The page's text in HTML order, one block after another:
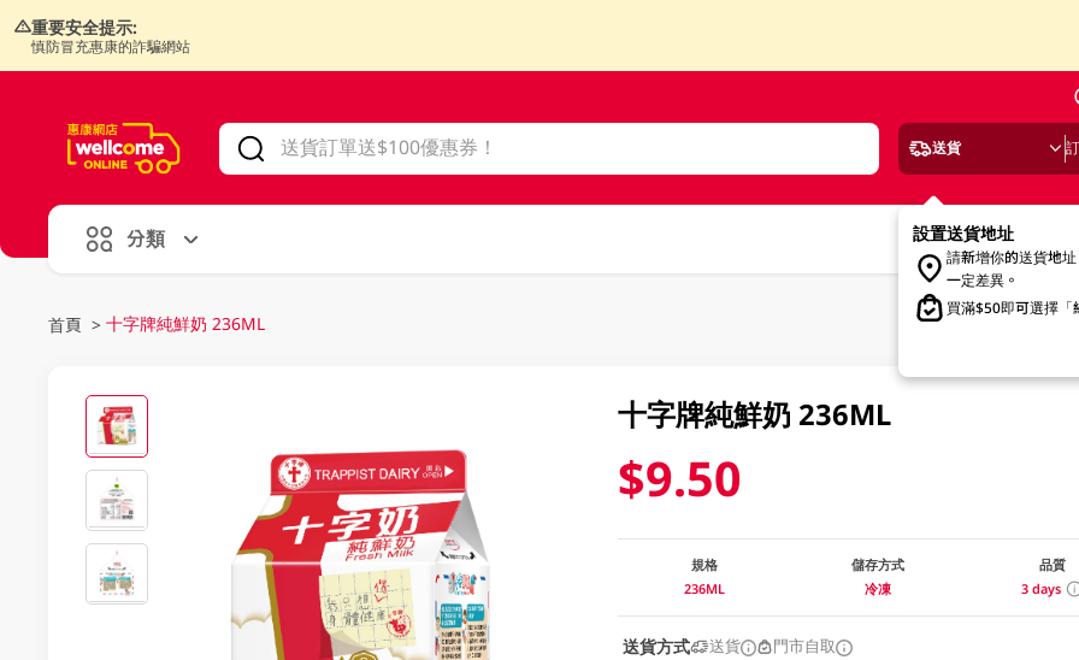
重要安全提示:
慎防冒充惠康的詐騙網站
送貨
設置送貨地址
請新增你的送貨地
一定差異。
買滿$50即可選擇「
分類
首頁 > 十字牌純鮮奶 236ML
十字牌純鮮奶 236ML
$9.50
規格
236ML
儲存方式
冷凍
品質
3 days
送貨方式 送貨 門市自取